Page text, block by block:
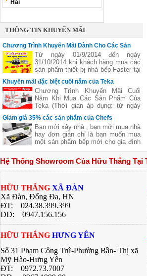
Hải
THÔNG TIN KHUYẾN MÃI
Chương Trình Khuyến Mãi Dành Cho Các Sản
Phẩm FasterTừ ngày 01/9/2014 đến ngày
31/10/2014 khi khách hàng mua các
sản phẩm thiết bị nhà bếp Faster tại
các đại lý của bếp gas Hữu Thắng
sẽ nhận được những phần quà hấp
dẫn, chi tiết xem thêm..
Khuyến mãi đặc biệt cuối năm của Teka
Chương Trình Khuyến Mãi Cuối
Năm Khi Mua Các Sản Phẩm Của
Teka (Thời gian áp dụng: từ ngày
11/11 đến hết ngày 27/12/2016)
Giảm giá 35% các sản phẩm của Chefs
Bạn mới xây nhà , bạn mới mua nhà
hay đơn giản chỉ là bạn muốn mua
một sản phẩm bếp mới cho gia đình
hãng nào tốt cả về giá về chất
lượng .Hãy để chúng tôi gợi ý cho
bạn một thương hiệu của Việt Nam
Âu đó là
Hệ Thống Showroom Của Hữu Thắng Tại
HỮU THẮNG XÃ ĐÀN
Xã Đàn, Đống Đa, HN
ĐT: 024.38.399.399
DD: 0947.156.156
HỮU THẮNG HƯNG YÊN
Số 31 Phạm Công Trứ-Phường Bần- Thị xã
Mỹ Hào-Hưng Yên
ĐT: 0972.73.7007